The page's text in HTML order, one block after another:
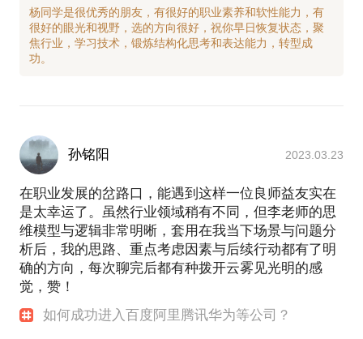
杨同学是很优秀的朋友，有很好的职业素养和软性能力，有
很好的眼光和视野，选的方向很好，祝你早日恢复状态，聚
焦行业，学习技术，锻炼结构化思考和表达能力，转型成
孙铭阳 2023.03.23
在职业发展的岔路口，能遇到这样一位良师益友实在
是太幸运了。虽然行业领域稍有不同，但李老师的思
维模型与逻辑非常明晰，套用在我当下场景与问题分
析后，我的思路、重点考虑因素与后续行动都有了明
确的方向，每次聊完后都有种拨开云雾见光明的感
觉，赞！
如何成功进入百度阿里腾讯华为等公司？